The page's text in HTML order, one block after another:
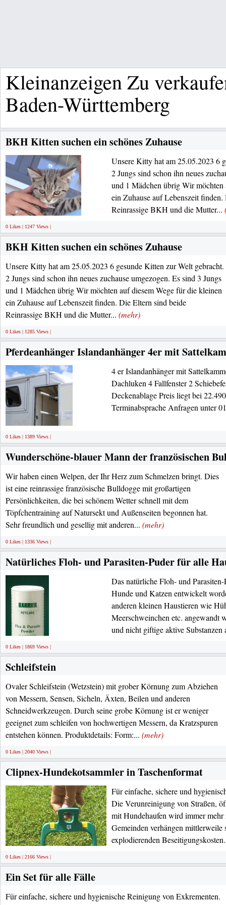
Kleinanzeigen Zu
Baden-Württemberg
BKH Kitten suchen ein schönes Zuhause
Unsere Kitty hat am 25.05.2023 6
2 Jungs sind schon ihn neues
und 1 Mädchen übrig Wir
ein Zuhause auf Lebenszeit
Reinrassige BKH und die Mutter...
0 Likes | 1247 Views |
BKH Kitten suchen ein schönes Zuhause
Unsere Kitty hat am 25.05.2023 6 gesunde Kitten zur Welt gebracht.
2 Jungs sind schon ihn neues zuchause umgezogen. Es sind 3 Jungs
und 1 Mädchen übrig Wir möchten auf diesem Wege für die kleinen
ein Zuhause auf Lebenszeit finden. Die Eltern sind beide
Reinrassige BKH und die Mutter... (mehr)
0 Likes | 1285 Views |
Pferdeanhänger Islandanhänger 4er mit
4 er Islandanhänger mit
Dachluken 4 Fallfenster 2
Deckenablage Preis liegt bei
Terminabsprache Anfragen unter
0 Likes | 1389 Views |
Wunderschöne-blauer Mann der französischen
Wir haben einen Welpen, der Ihr Herz zum Schmelzen bringt. Dies
ist eine reinrassige französische Bulldogge mit großartigen
Persönlichkeiten, die bei schönem Wetter schnell mit dem
Töpfchentraining auf Natursekt und Außenseiten begonnen hat.
Sehr freundlich und gesellig mit anderen... (mehr)
0 Likes | 1336 Views |
Natürliches Floh- und Parasiten-Puder für alle
Das natürliche Floh- und
Hunde und Katzen entwickelt
anderen kleinen Haustieren wie
Meerschweinchen etc. angewandt
und nicht giftige aktive Substanzen
0 Likes | 1869 Views |
Schleifstein
Ovaler Schleifstein (Wetzstein) mit grober Körnung zum Abziehen
von Messern, Sensen, Sicheln, Äxten, Beilen und anderen
Schneidwerkzeugen. Durch seine grobe Körnung ist er weniger
geeignet zum schleifen von hochwertigen Messern, da Kratzspuren
entstehen können. Produktdetails: Form:... (mehr)
0 Likes | 2040 Views |
Clipnex-Hundekotsammler in Taschenformat
Für einfache, sichere und
Die Verunreinigung von Straßen,
mit Hundehaufen wird immer
Gemeinden verhängen mittlerweile
explodierenden
0 Likes | 2166 Views |
Ein Set für alle Fälle
Für einfache, sichere und hygienische Reinigung von Exkrementen.